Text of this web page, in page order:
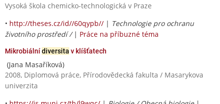
Vysoká škola chemicko-technologická v Praze
• http://theses.cz/id//60qypb// | Technologie pro ochranu
životního prostředí / | Práce na příbuzné téma
Mikrobiálnídiversita v klíšťatech
(Jana Masaříková)
2008, Diplomová práce, Přírodovědecká fakulta / Masarykova
univerzita